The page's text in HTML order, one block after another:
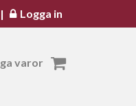
| Logga in
varor